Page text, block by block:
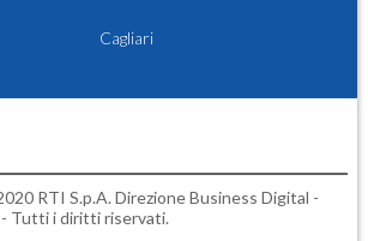
Cagliari
RTI S.p.A. Direzione Business Digital -
- Tutti i diritti riservati.